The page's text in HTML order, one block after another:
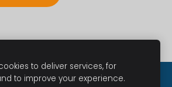
Sīkdatnes
to deliver services, for
to improve your experience.